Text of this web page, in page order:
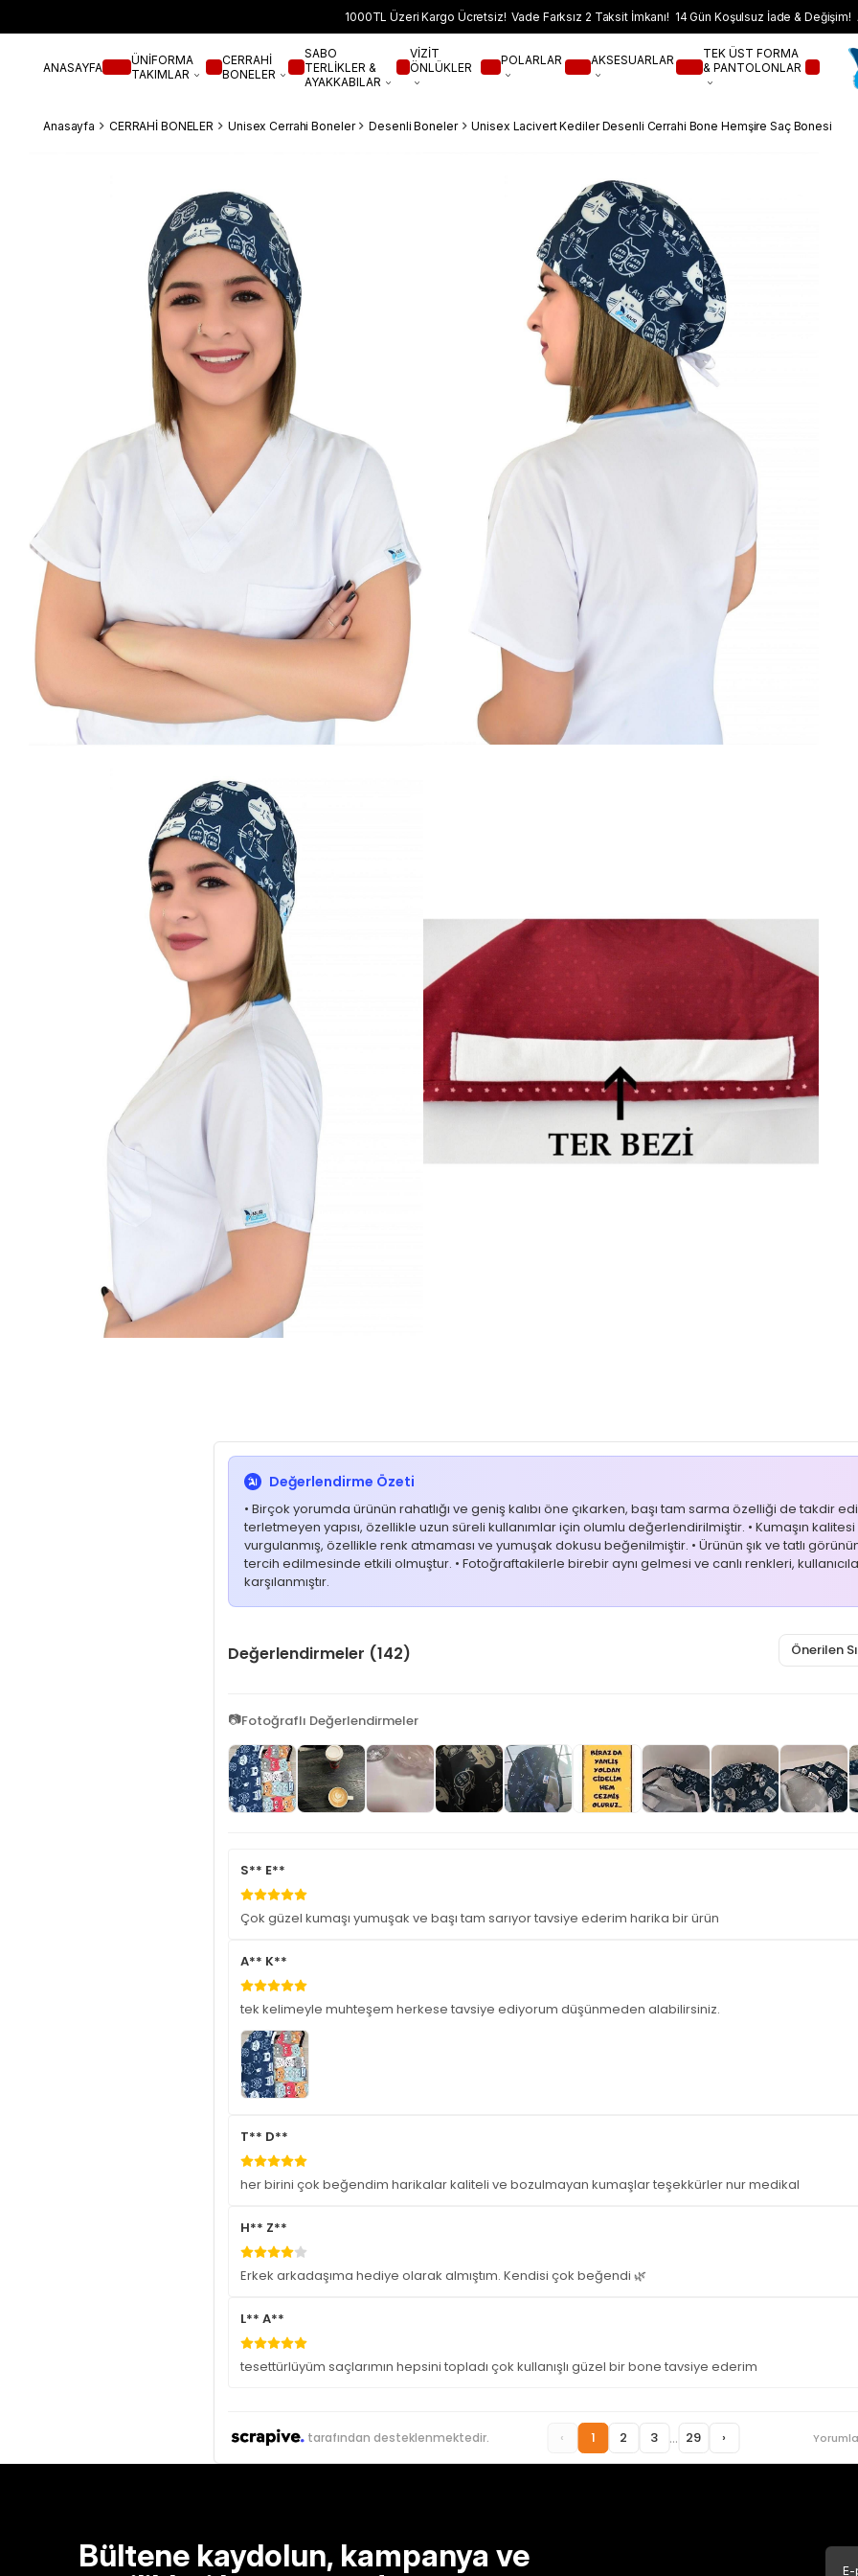
1000TL Üzeri Kargo Ücretsiz! Vade Farksız 2 Taksit İmkanı! 14 Gün Koşulsuz İade & Değişim!
ANASAYFA
ÜNİFORMA
TAKIMLAR
CERRAHİ
BONELER
SABO
TERLİKLER &
AYAKKABILAR
VİZİT
ÖNLÜKLER
POLARLAR AKSESUARLAR
TEK ÜST FORMA
& PANTOLONLAR
Anasayfa CERRAHİ BONELER Unisex Cerrahi Boneler Desenli Boneler Unisex Lacivert Kediler Desenli Cerrahi Bone Hemşire Saç Bonesi
Değerlendirme Özeti
• Birçok yorumda ürünün rahatlığı ve geniş kalıbı öne çıkarken, başı tam sarma özelliği de takdir
terletmeyen yapısı, özellikle uzun süreli kullanımlar için olumlu değerlendirilmiştir. • Kumaşın kalitesi
vurgulanmış, özellikle renk atmaması ve yumuşak dokusu beğenilmiştir. • Ürünün şık ve tatlı
tercih edilmesinde etkili olmuştur. • Fotoğraftakilerle birebir aynı gelmesi ve canlı renkleri,
karşılanmıştır.
Değerlendirmeler (142) Önerilen
📷Fotoğraflı Değerlendirmeler
S** E**
Çok güzel kumaşı yumuşak ve başı tam sarıyor tavsiye ederim harika bir ürün
A** K**
tek kelimeyle muhteşem herkese tavsiye ediyorum düşünmeden alabilirsiniz.
T** D**
her birini çok beğendim harikalar kaliteli ve bozulmayan kumaşlar teşekkürler nur medikal
H** Z**
Erkek arkadaşıma hediye olarak almıştım. Kendisi çok beğendi 🌿
L** A**
tesettürlüyüm saçlarımın hepsini topladı çok kullanışlı güzel bir bone tavsiye ederim
tarafından desteklenmektedir. ‹ 1 2 3 ... 29 ›
Bültene kaydolun, kampanya ve